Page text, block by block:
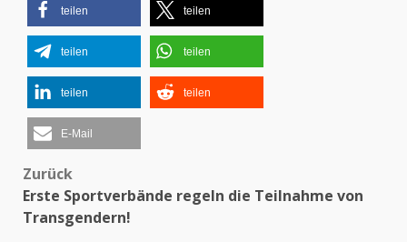
teilen teilen
teilen teilen
teilen teilen
E-Mail
Beitragsnavigation
Zurück
Erste Sportverbände regeln die Teilnahme von
Transgendern!